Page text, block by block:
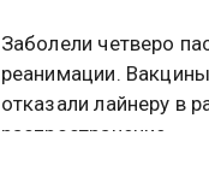
Заболели четверо
реанимации.
отказали лайнеру в
распространение.